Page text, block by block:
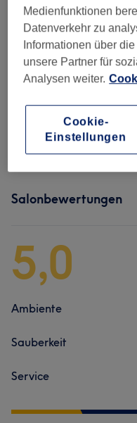
Salonbewertungen
5,0
Ambiente
Sauberkeit
Service
Medienfunktionen
Datenverkehr zu
Informationen über
unsere Partner für
Analysen weiter.
Cookie-
Einstellungen